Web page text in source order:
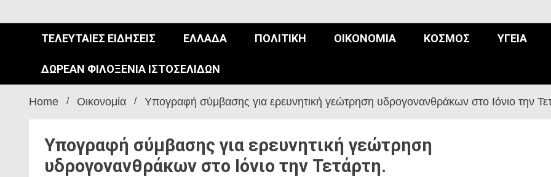
ΤΕΛΕΥΤΑΊΕΣ ΕΙΔΉΣΕΙΣ ΕΛΛΆΔΑ ΠΟΛΙΤΙΚΉ ΟΙΚΟΝΟΜΊΑ ΚΌΣΜΟΣ ΥΓΕΊΑ
ΔΩΡΕΆΝ ΦΙΛΟΞΕΝΊΑ ΙΣΤΟΣΕΛΊΔΩΝ
Home Οικονομία Υπογραφή σύμβασης για ερευνητική γεώτρηση υδρογονανθράκων στο Ιόνιο την
Υπογραφή σύμβασης για ερευνητική γεώτρηση
υδρογονανθράκων στο Ιόνιο την Τετάρτη.